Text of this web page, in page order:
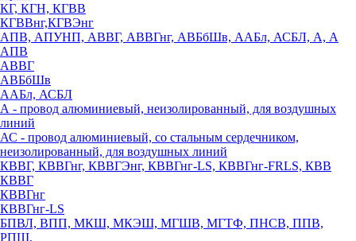
КГ, КГН, КГВВ
КГВВнг,КГВЭнг
АПВ, АПУНП, АВВГ, АВВГнг, АВБбШв, ААБл, АСБЛ, А, А
АПВ
АВВГ
АВБбШв
ААБл, АСБЛ
А - провод алюминиевый, неизолированный, для воздушных
линий
АС - провод алюминиевый, со стальным сердечником,
неизолированный, для воздушных линий
КВВГ, КВВГнг, КВВГЭнг, КВВГнг-LS, КВВГнг-FRLS, КВВ
КВВГ
КВВГнг
КВВГнг-LS
БПВЛ, ВПП, МКШ, МКЭШ, МГШВ, МГТФ, ПНСВ, ППВ,
РПШ,